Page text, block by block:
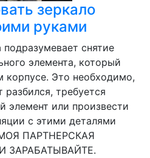
зеркало
руками
подразумевает снятие
элемента, который
корпусе. Это необходимо,
требуется
элемент или произвести
с этими деталями
МОЯ ПАРТНЕРСКАЯ
ЗАРАБАТЫВАЙТЕ.